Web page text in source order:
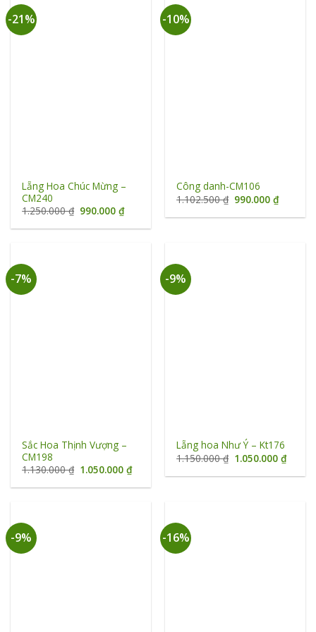
-21%
Lẵng Hoa Chúc Mừng –
CM240
1.250.000₫ Giá
gốc
là:
990.000₫Giá
tại
-10%
Công danh-CM106
1.102.500₫ Giá
gốc
là:
990.000₫Giá
tại
-7%
Sắc Hoa Thịnh Vượng –
CM198
1.130.000₫ Giá
gốc
là:
1.050.000₫Giá
tại
-9%
Lẵng hoa Như Ý – Kt176
1.150.000₫ Giá
gốc
là:
1.050.000₫Giá
tại
-9% -16%